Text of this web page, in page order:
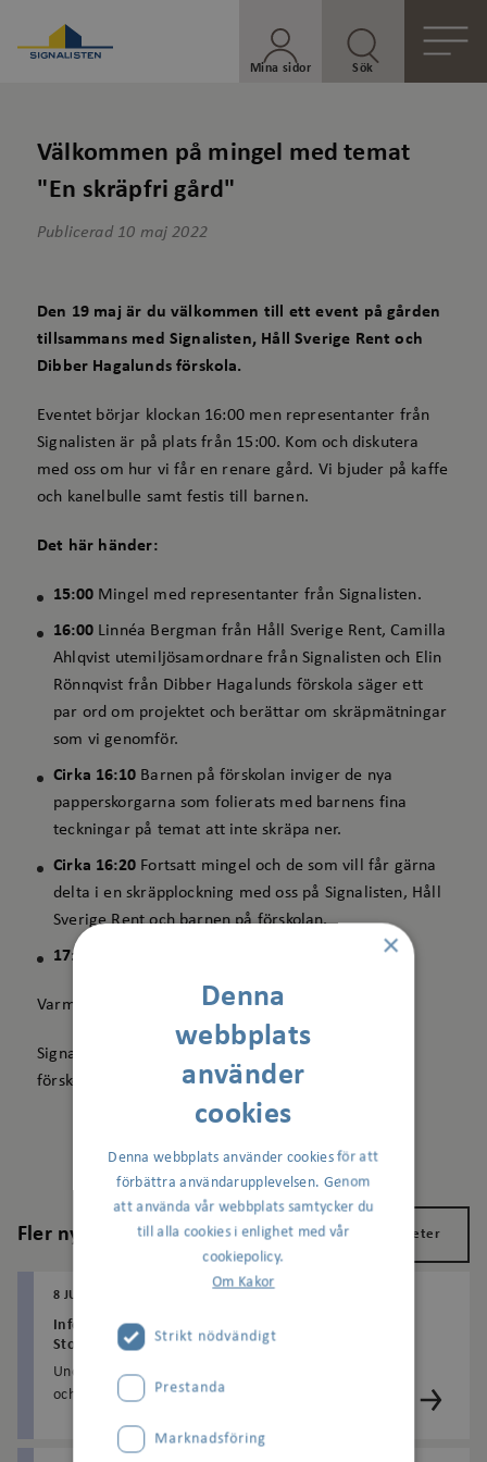
Mina sidor Sök
Välkommen på mingel med temat
"En skräpfri gård"
Publicerad 10 maj 2022
Den 19 maj är du välkommen till ett event på gården
tillsammans med Signalisten, Håll Sverige Rent och
Dibber Hagalunds förskola.
Eventet börjar klockan 16:00 men representanter från
Signalisten är på plats från 15:00. Kom och diskutera
med oss om hur vi får en renare gård. Vi bjuder på kaffe
och kanelbulle samt festis till barnen.
Det här händer:
15:00Mingel med representanter från Signalisten.
16:00Linnéa Bergman från Håll Sverige Rent, Camilla
Ahlqvist utemiljösamordnare från Signalisten och Elin
Rönnqvist från Dibber Hagalunds förskola säger ett
par ord om projektet och berättar om skräpmätningar
som vi genomför.
Cirka 16:10Barnen på förskolan inviger de nya
papperskorgarna som folierats med barnens fina
teckningar på temat att inte skräpa ner.
Cirka 16:20Fortsatt mingel och de som vill får gärna
delta i en skräpplockning med oss på Signalisten, Håll
Sverige Rent och barnen på förskolan.
17:00
Varmt välkommen
Signalisten, Håll Sverige rent och Dibber Hagalunds
förskola
Fler nyheter Visa alla nyheter
8 JULI 2026
Information om kvälls- och nattarbete från Region
Stockholm
Under perioden 14–16 juli kommer bullrande kvälls-
och nattarbete att pågå i samband med utbyggnaden
×
Denna
webbplats
använder
cookies
Denna webbplats använder cookies för att
förbättra användarupplevelsen. Genom
att använda vår webbplats samtycker du
till alla cookies i enlighet med vår
cookiepolicy.
Om Kakor
Strikt nödvändigt
Prestanda
Marknadsföring